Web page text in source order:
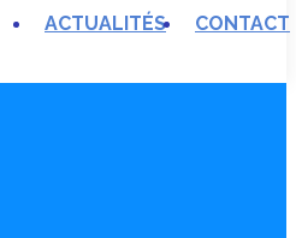
ACTUALITÉS CONTACT